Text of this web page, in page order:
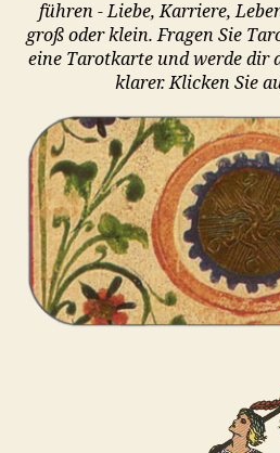
führen - Liebe, Karriere,
groß oder klein. Fragen Sie
eine Tarotkarte und werde dir
klarer. Klicken Sie